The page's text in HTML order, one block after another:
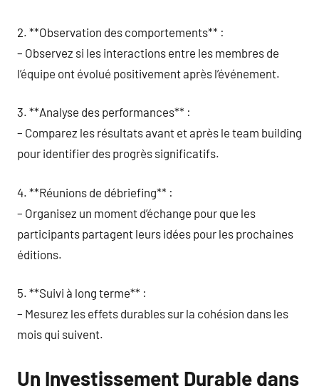
2. **Observation des comportements** :
– Observez si les interactions entre les membres de
l’équipe ont évolué positivement après l’événement.
3. **Analyse des performances** :
– Comparez les résultats avant et après le team building
pour identifier des progrès significatifs.
4. **Réunions de débriefing** :
– Organisez un moment d’échange pour que les
participants partagent leurs idées pour les prochaines
éditions.
5. **Suivi à long terme** :
– Mesurez les effets durables sur la cohésion dans les
mois qui suivent.
Un Investissement Durable dans